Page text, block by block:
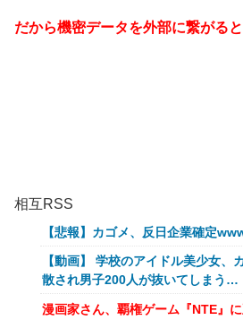
だから機密データを外部に繋がる
相互RSS
【悲報】カゴメ、反日企業確定
【動画】 学校のアイドル美少女、
散され男子200人が抜いてしまう…
漫画家さん、覇権ゲーム『NTE』